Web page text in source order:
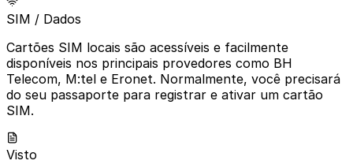
SIM / Dados
Cartões SIM locais são acessíveis e facilmente
disponíveis nos principais provedores como BH
Telecom, M:tel e Eronet. Normalmente, você precisará
do seu passaporte para registrar e ativar um cartão
SIM.
Visto